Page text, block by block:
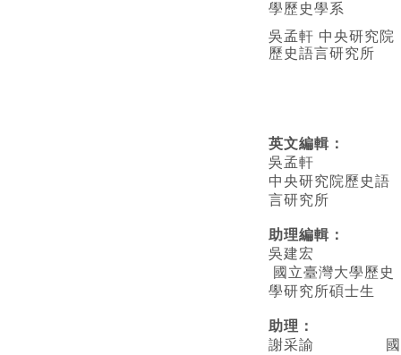
學歷史學系
吳孟軒 中央研究院
歷史語言研究所
英文編輯 ：
吳孟軒
中央研究院歷史語
言研究所
助理編輯：
吳建宏
國立臺灣大學歷史
學研究所碩士生
助理：
謝采諭
國